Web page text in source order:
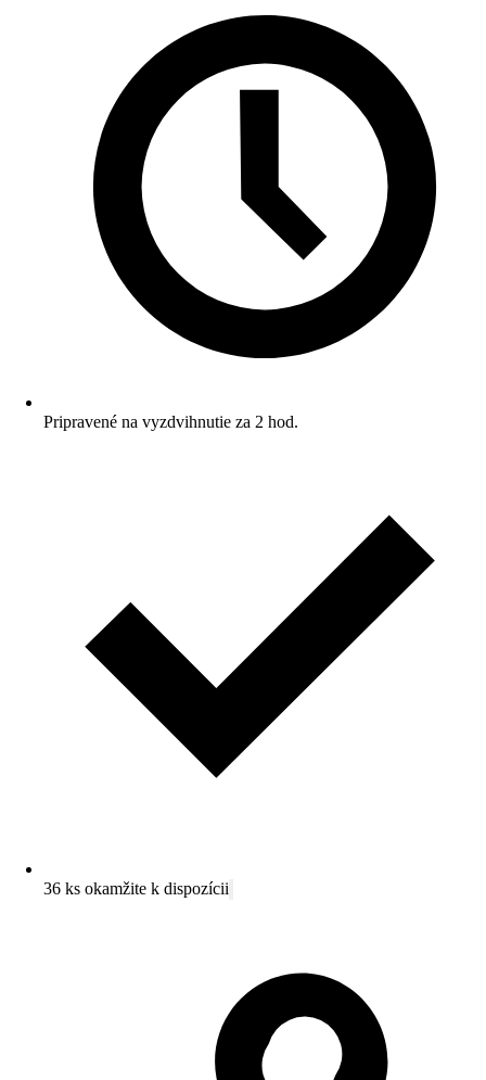
Pripravené na vyzdvihnutie za 2 hod.
36 ks okamžite k dispozícii